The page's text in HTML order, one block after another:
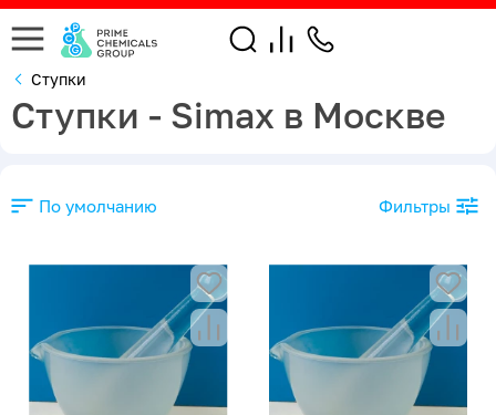
Ступки
Ступки - Simax в Москве
По умолчанию Фильтры